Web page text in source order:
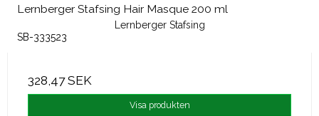
Lernberger Stafsing Hair Masque 200 ml
Lernberger Stafsing
SB-333523
328,47 SEK
Visa produkten